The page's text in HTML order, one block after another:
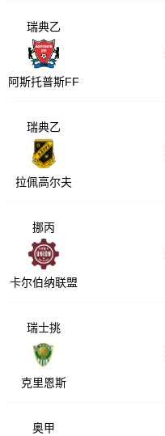
瑞典乙
阿斯托普斯FF
瑞典乙
拉佩高尔夫
挪丙
卡尔伯纳联盟
瑞士挑
克里恩斯
奥甲